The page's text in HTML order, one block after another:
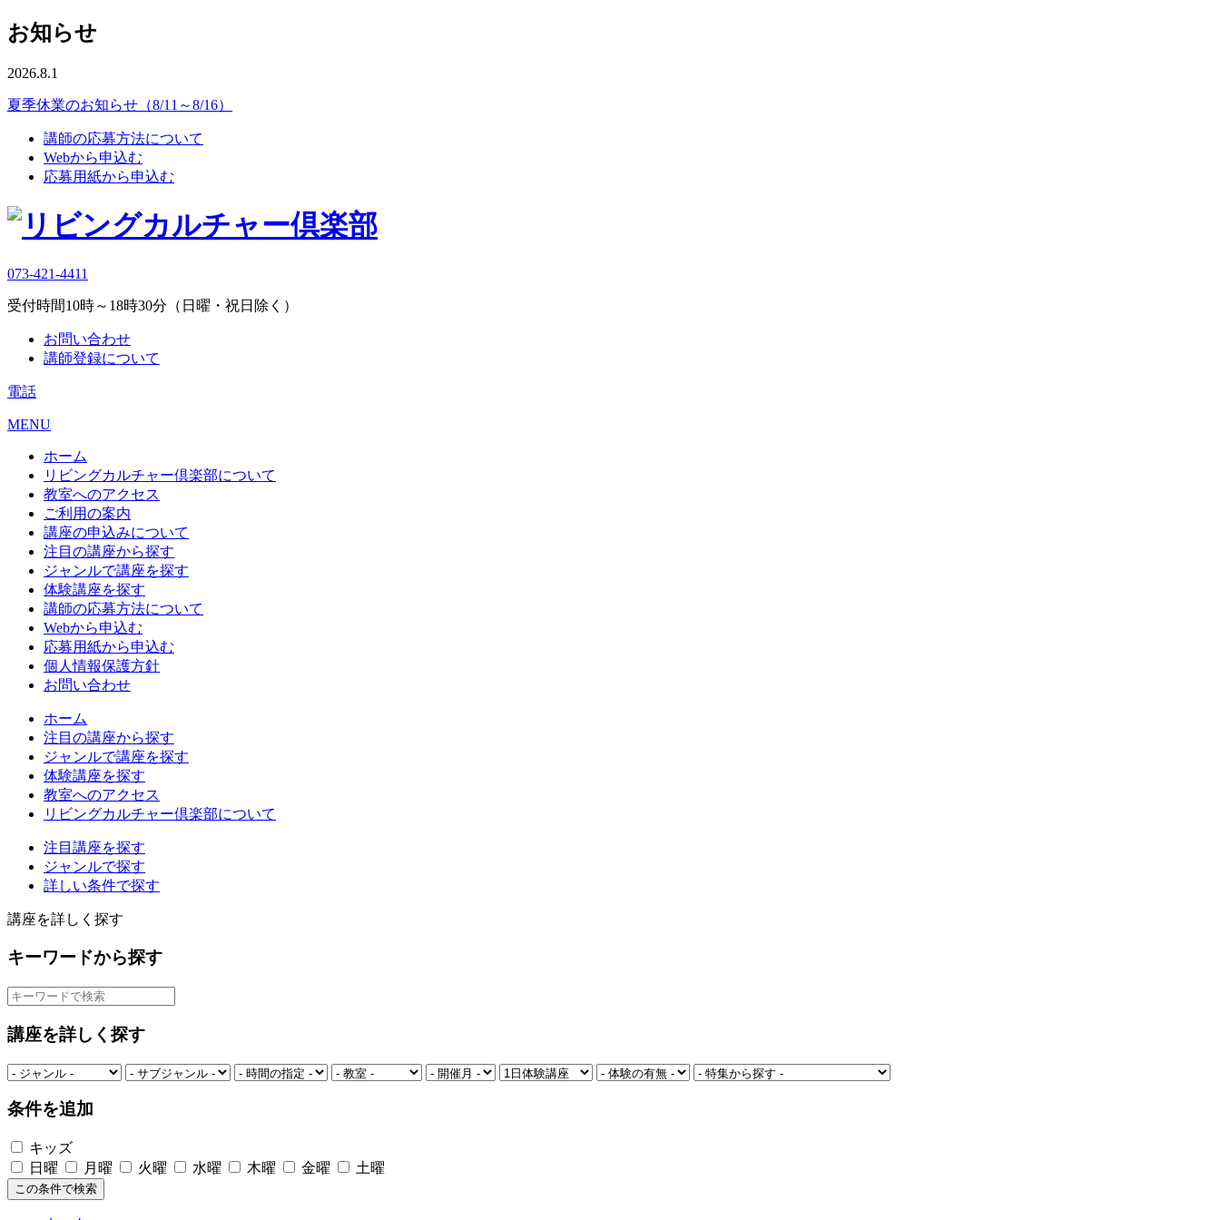
お知らせ
2026.8.1
夏季休業のお知らせ（8/11～8/16）
講師の応募方法について
Webから申込む
応募用紙から申込む
073-421-4411
受付時間10時～18時30分（日曜・祝日除く）
お問い合わせ
講師登録について
電話
MENU
ホーム
リビングカルチャー倶楽部について
教室へのアクセス
ご利用の案内
講座の申込みについて
注目の講座から探す
ジャンルで講座を探す
体験講座を探す
講師の応募方法について
Webから申込む
応募用紙から申込む
個人情報保護方針
お問い合わせ
ホーム
注目の講座から探す
ジャンルで講座を探す
体験講座を探す
教室へのアクセス
リビングカルチャー倶楽部について
注目講座を探す
ジャンルで探す
詳しい条件で探す
講座を詳しく探す
キーワードから探す
講座を詳しく探す
条件を追加
キッズ
日曜
月曜 火曜 水曜 木曜 金曜 土曜
この条件で検索